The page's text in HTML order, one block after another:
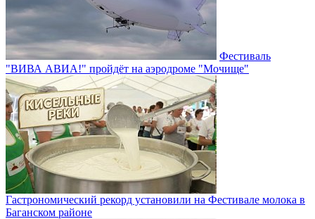
Фестиваль
"ВИВА АВИА!" пройдёт на аэродроме "Мочище"
Гастрономический рекорд установили на Фестивале молока в
Баганском районе